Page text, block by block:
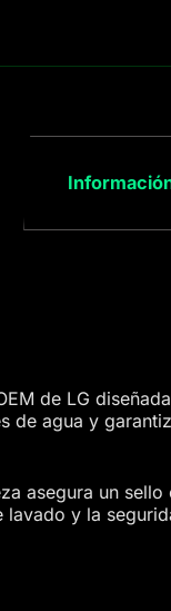
de LG
de agua y
asegura un
y la